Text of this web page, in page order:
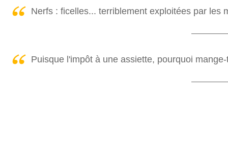
Nerfs : ficelles... terriblement exploitées par les
Puisque l'impôt à une assiette, pourquoi